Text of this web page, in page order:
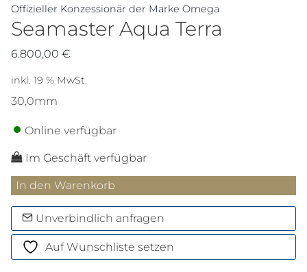
Offizieller Konzessionär der Marke Omega
Seamaster Aqua Terra
6.800,00 €
inkl. 19 % MwSt.
30,0mm
Online verfügbar
Im Geschäft verfügbar
Seamaster
Aqua
Terra
Menge
In den Warenkorb
Unverbindlich anfragen
Auf Wunschliste setzen